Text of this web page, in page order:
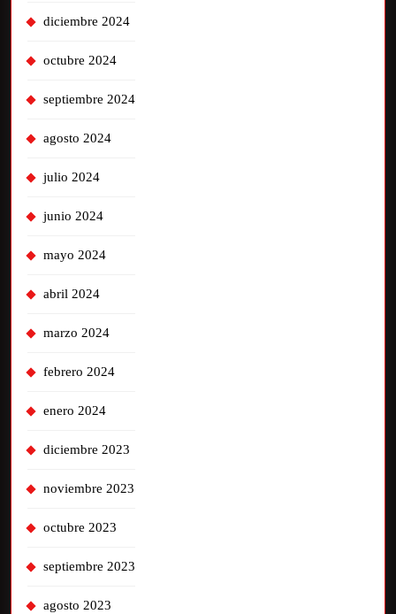
diciembre 2024
octubre 2024
septiembre 2024
agosto 2024
julio 2024
junio 2024
mayo 2024
abril 2024
marzo 2024
febrero 2024
enero 2024
diciembre 2023
noviembre 2023
octubre 2023
septiembre 2023
agosto 2023